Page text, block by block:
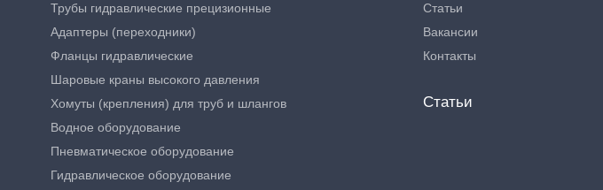
Трубы гидравлические прецизионные
Адаптеры (переходники)
Фланцы гидравлические
Шаровые краны высокого давления
Хомуты (крепления) для труб и шлангов
Водное оборудование
Пневматическое оборудование
Гидравлическое оборудование
Статьи
Вакансии
Контакты
Статьи